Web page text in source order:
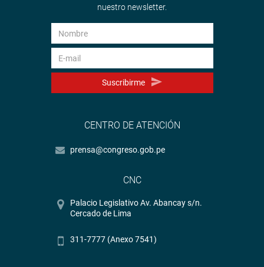
nuestro newsletter.
Suscribirme
CENTRO DE ATENCIÓN
prensa@congreso.gob.pe
CNC
Palacio Legislativo Av. Abancay s/n.
Cercado de Lima
311-7777 (Anexo 7541)